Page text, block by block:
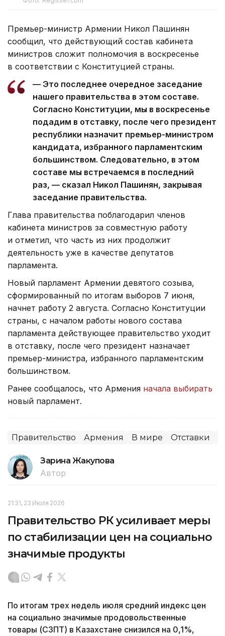
Премьер-министр Армении Никол Пашинян
сообщил, что действующий состав кабинета
министров сложит полномочия в воскресенье
в соответствии с Конституцией страны.
— Это последнее очередное заседание
нашего правительства в этом составе.
Согласно Конституции, мы в воскресенье
подадим в отставку, после чего президент
республики назначит премьер-министром
кандидата, избранного парламентским
большинством. Следовательно, в этом
составе мы встречаемся в последний
раз, — сказал Никол Пашинян, закрывая
заседание правительства.
Глава правительства поблагодарил членов
кабинета министров за совместную работу
и отметил, что часть из них продолжит
деятельность уже в качестве депутатов
парламента.
Новый парламент Армении девятого созыва,
сформированный по итогам выборов 7 июня,
начнет работу 2 августа. Согласно Конституции
страны, с началом работы нового состава
парламента действующее правительство уходит
в отставку, после чего президент назначает
премьер-министра, избранного парламентским
большинством.
Ранее сообщалось, что Армения начала выбирать
новый парламент.
Правительство Армения В мире Отставки
Зарина Жакупова
Автор
21:31, 23 Июля 2026
Правительство РК усиливает меры
по стабилизации цен на социально
значимые продукты
По итогам трех недель июля средний индекс цен
на социально значимые продовольственные
товары (СЗПТ) в Казахстане снизился на 0,1%,